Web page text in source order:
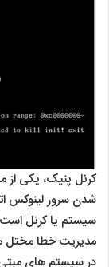
کرنل پنیک، یکی
شدن سرور لینوکس
سیستم یا کرنل است
مدیریت خطا مختل